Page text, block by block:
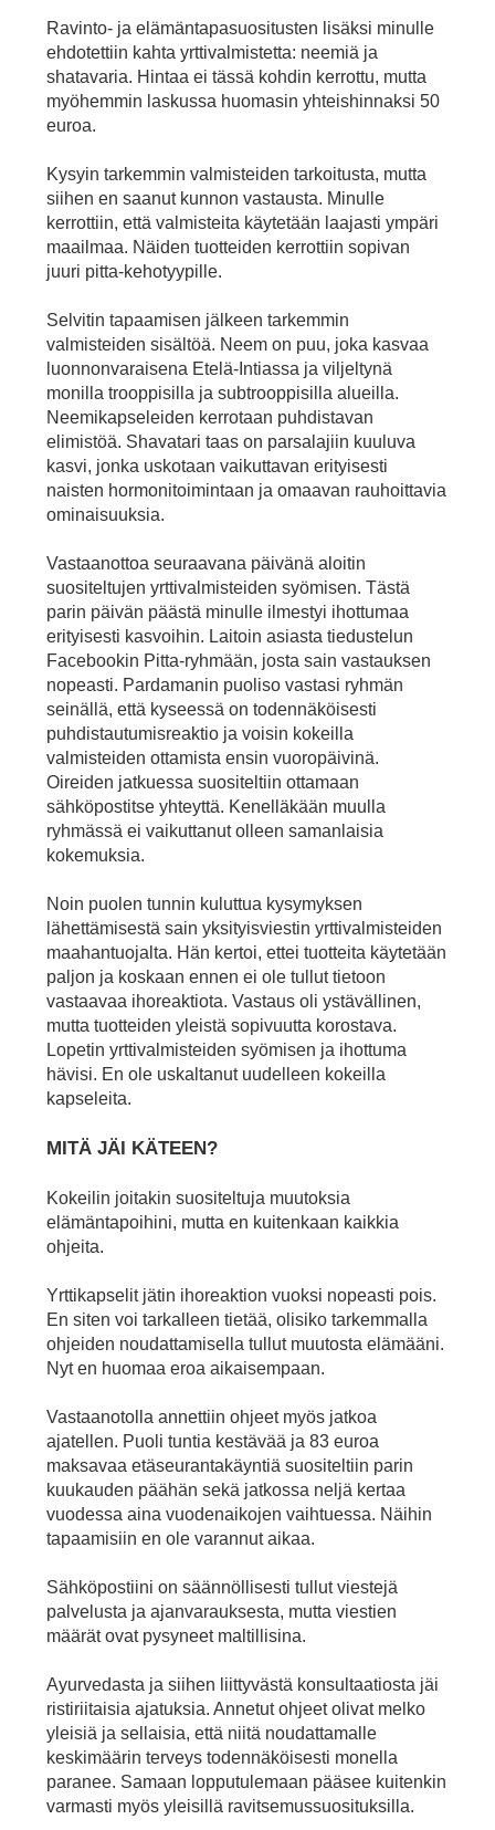
Ravinto- ja elämäntapasuositusten lisäksi minulle
ehdotettiin kahta yrttivalmistetta: neemiä ja
shatavaria. Hintaa ei tässä kohdin kerrottu, mutta
myöhemmin laskussa huomasin yhteishinnaksi 50
euroa.
Kysyin tarkemmin valmisteiden tarkoitusta, mutta
siihen en saanut kunnon vastausta. Minulle
kerrottiin, että valmisteita käytetään laajasti ympäri
maailmaa. Näiden tuotteiden kerrottiin sopivan
juuri pitta-kehotyypille.
Selvitin tapaamisen jälkeen tarkemmin
valmisteiden sisältöä. Neem on puu, joka kasvaa
luonnonvaraisena Etelä-Intiassa ja viljeltynä
monilla trooppisilla ja subtrooppisilla alueilla.
Neemikapseleiden kerrotaan puhdistavan
elimistöä. Shavatari taas on parsalajiin kuuluva
kasvi, jonka uskotaan vaikuttavan erityisesti
naisten hormonitoimintaan ja omaavan rauhoittavia
ominaisuuksia.
Vastaanottoa seuraavana päivänä aloitin
suositeltujen yrttivalmisteiden syömisen. Tästä
parin päivän päästä minulle ilmestyi ihottumaa
erityisesti kasvoihin. Laitoin asiasta tiedustelun
Facebookin Pitta-ryhmään, josta sain vastauksen
nopeasti. Pardamanin puoliso vastasi ryhmän
seinällä, että kyseessä on todennäköisesti
puhdistautumisreaktio ja voisin kokeilla
valmisteiden ottamista ensin vuoropäivinä.
Oireiden jatkuessa suositeltiin ottamaan
sähköpostitse yhteyttä. Kenelläkään muulla
ryhmässä ei vaikuttanut olleen samanlaisia
kokemuksia.
Noin puolen tunnin kuluttua kysymyksen
lähettämisestä sain yksityisviestin yrttivalmisteiden
maahantuojalta. Hän kertoi, ettei tuotteita käytetään
paljon ja koskaan ennen ei ole tullut tietoon
vastaavaa ihoreaktiota. Vastaus oli ystävällinen,
mutta tuotteiden yleistä sopivuutta korostava.
Lopetin yrttivalmisteiden syömisen ja ihottuma
hävisi. En ole uskaltanut uudelleen kokeilla
kapseleita.
MITÄ JÄI KÄTEEN?
Kokeilin joitakin suositeltuja muutoksia
elämäntapoihini, mutta en kuitenkaan kaikkia
ohjeita.
Yrttikapselit jätin ihoreaktion vuoksi nopeasti pois.
En siten voi tarkalleen tietää, olisiko tarkemmalla
ohjeiden noudattamisella tullut muutosta elämääni.
Nyt en huomaa eroa aikaisempaan.
Vastaanotolla annettiin ohjeet myös jatkoa
ajatellen. Puoli tuntia kestävää ja 83 euroa
maksavaa etäseurantakäyntiä suositeltiin parin
kuukauden päähän sekä jatkossa neljä kertaa
vuodessa aina vuodenaikojen vaihtuessa. Näihin
tapaamisiin en ole varannut aikaa.
Sähköpostiini on säännöllisesti tullut viestejä
palvelusta ja ajanvarauksesta, mutta viestien
määrät ovat pysyneet maltillisina.
Ayurvedasta ja siihen liittyvästä konsultaatiosta jäi
ristiriitaisia ajatuksia. Annetut ohjeet olivat melko
yleisiä ja sellaisia, että niitä noudattamalle
keskimäärin terveys todennäköisesti monella
paranee. Samaan lopputulemaan pääsee kuitenkin
varmasti myös yleisillä ravitsemussuosituksilla.